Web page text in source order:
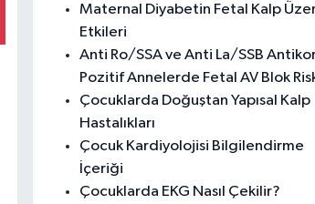
Maternal Diyabetin Fetal Kalp
Etkileri
Anti Ro/SSA ve Anti La/SSB
Pozitif Annelerde Fetal AV Blok
Çocuklarda Doğuştan Yapısal Kalp
Hastalıkları
Çocuk Kardiyolojisi Bilgilendirme
İçeriği
Çocuklarda EKG Nasıl Çekilir?